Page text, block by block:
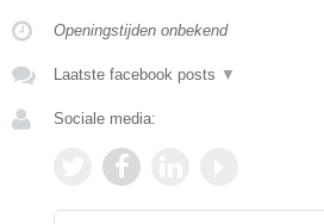
Openingstijden onbekend
Laatste facebook posts ▼
Sociale media: